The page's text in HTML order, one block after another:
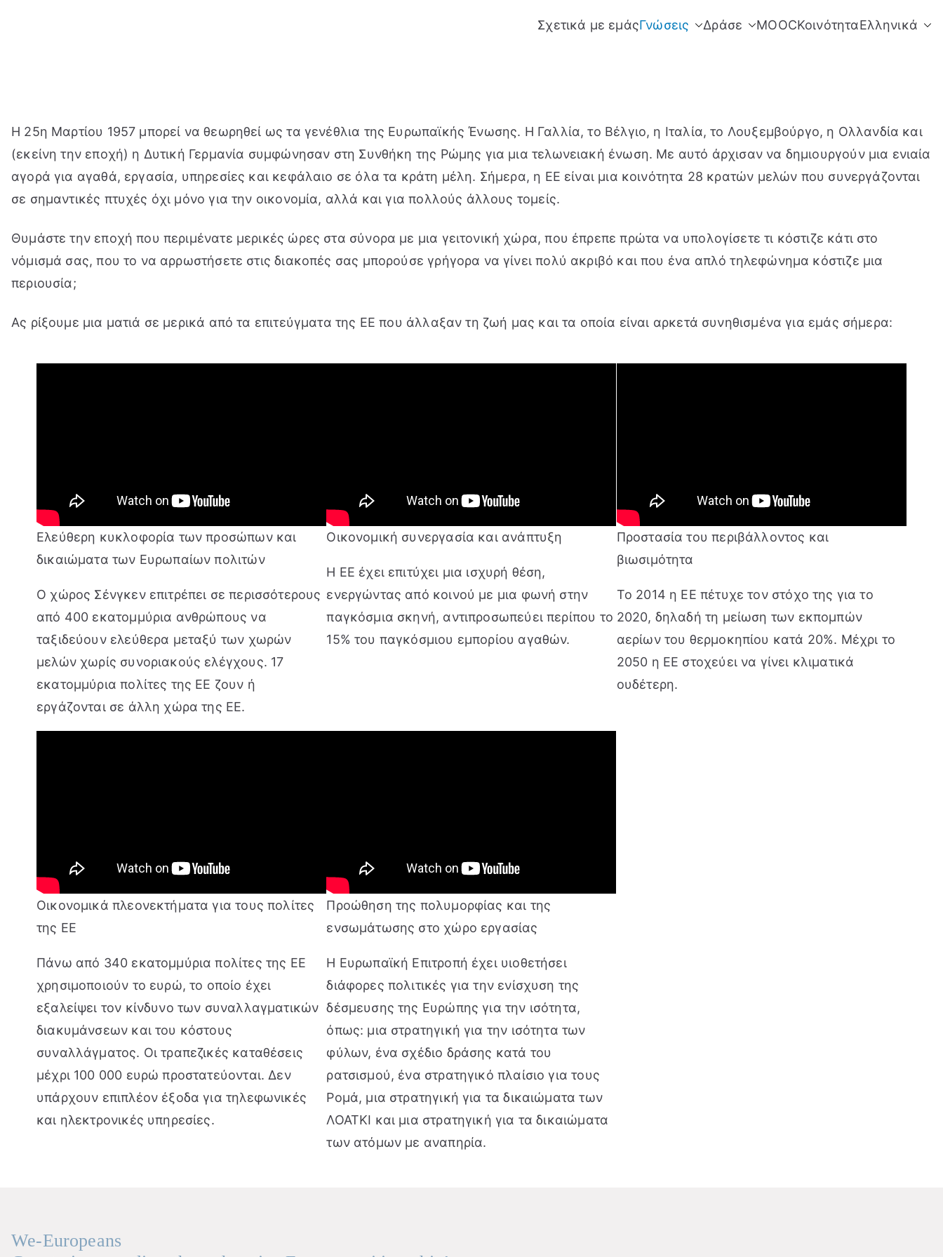
Σχετικά με εμάςΓνώσεις Δράσε MOOCΚοινότηταΕλληνικά
Η 25η Μαρτίου 1957 μπορεί να θεωρηθεί ως τα γενέθλια της Ευρωπαϊκής Ένωσης. Η Γαλλία, το Βέλγιο, η Ιταλία, το Λουξεμβούργο, η Ολλανδία και
(εκείνη την εποχή) η Δυτική Γερμανία συμφώνησαν στη Συνθήκη της Ρώμης για μια τελωνειακή ένωση. Με αυτό άρχισαν να δημιουργούν μια ενιαία
αγορά για αγαθά, εργασία, υπηρεσίες και κεφάλαιο σε όλα τα κράτη μέλη. Σήμερα, η ΕΕ είναι μια κοινότητα 28 κρατών μελών που συνεργάζονται
σε σημαντικές πτυχές όχι μόνο για την οικονομία, αλλά και για πολλούς άλλους τομείς.
Θυμάστε την εποχή που περιμένατε μερικές ώρες στα σύνορα με μια γειτονική χώρα, που έπρεπε πρώτα να υπολογίσετε τι κόστιζε κάτι στο
νόμισμά σας, που το να αρρωστήσετε στις διακοπές σας μπορούσε γρήγορα να γίνει πολύ ακριβό και που ένα απλό τηλεφώνημα κόστιζε μια
περιουσία;
Ας ρίξουμε μια ματιά σε μερικά από τα επιτεύγματα της ΕΕ που άλλαξαν τη ζωή μας και τα οποία είναι αρκετά συνηθισμένα για εμάς σήμερα:
Ελεύθερη κυκλοφορία των προσώπων και
δικαιώματα των Ευρωπαίων πολιτών
Ο χώρος Σένγκεν επιτρέπει σε περισσότερους
από 400 εκατομμύρια ανθρώπους να
ταξιδεύουν ελεύθερα μεταξύ των χωρών
μελών χωρίς συνοριακούς ελέγχους. 17
εκατομμύρια πολίτες της ΕΕ ζουν ή
εργάζονται σε άλλη χώρα της ΕΕ.
Οικονομική συνεργασία και ανάπτυξη
Η ΕΕ έχει επιτύχει μια ισχυρή θέση,
ενεργώντας από κοινού με μια φωνή στην
παγκόσμια σκηνή, αντιπροσωπεύει περίπου το
15% του παγκόσμιου εμπορίου αγαθών.
Προστασία του περιβάλλοντος και
βιωσιμότητα
Το 2014 η ΕΕ πέτυχε τον στόχο της για το
2020, δηλαδή τη μείωση των εκπομπών
αερίων του θερμοκηπίου κατά 20%. Μέχρι το
2050 η ΕΕ στοχεύει να γίνει κλιματικά
ουδέτερη.
Οικονομικά πλεονεκτήματα για τους πολίτες
της ΕΕ
Πάνω από 340 εκατομμύρια πολίτες της ΕΕ
χρησιμοποιούν το ευρώ, το οποίο έχει
εξαλείψει τον κίνδυνο των συναλλαγματικών
διακυμάνσεων και του κόστους
συναλλάγματος. Οι τραπεζικές καταθέσεις
μέχρι 100 000 ευρώ προστατεύονται. Δεν
υπάρχουν επιπλέον έξοδα για τηλεφωνικές
και ηλεκτρονικές υπηρεσίες.
Προώθηση της πολυμορφίας και της
ενσωμάτωσης στο χώρο εργασίας
Η Ευρωπαϊκή Επιτροπή έχει υιοθετήσει
διάφορες πολιτικές για την ενίσχυση της
δέσμευσης της Ευρώπης για την ισότητα,
όπως: μια στρατηγική για την ισότητα των
φύλων, ένα σχέδιο δράσης κατά του
ρατσισμού, ένα στρατηγικό πλαίσιο για τους
Ρομά, μια στρατηγική για τα δικαιώματα των
ΛΟΑΤΚΙ και μια στρατηγική για τα δικαιώματα
των ατόμων με αναπηρία.
We-Europeans